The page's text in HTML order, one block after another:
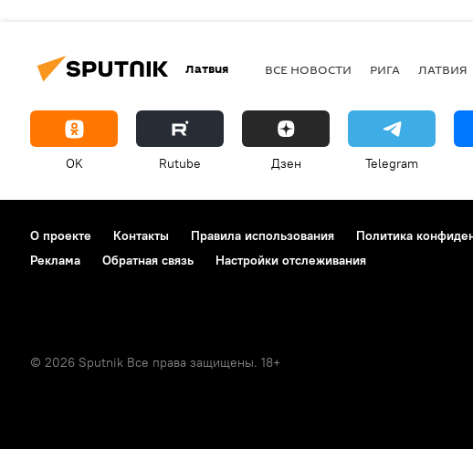
Латвия ВСЕ НОВОСТИ РИГА ЛАТВИЯ
OK Rutube Дзен Telegram
О проекте Контакты Правила использования Политика
Реклама
Обратная связь Настройки отслеживания
© 2026 Sputnik Все права защищены. 18+